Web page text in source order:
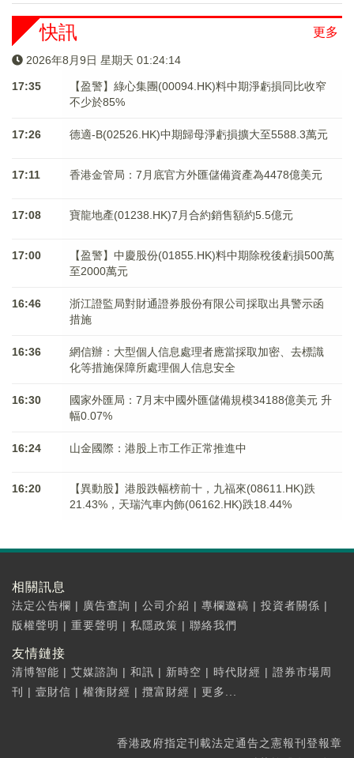
更多
快訊
2026年8月9日 星期天 01:24:15
17:35
【盈警】綠心集團(00094.HK)料中期淨虧損同比收窄
不少於85%
17:26 德適-B(02526.HK)中期歸母淨虧損擴大至5588.3萬元
17:11 香港金管局：7月底官方外匯儲備資產為4478億美元
17:08 寶龍地產(01238.HK)7月合約銷售額約5.5億元
17:00
【盈警】中慶股份(01855.HK)料中期除稅後虧損500萬
至2000萬元
16:46
浙江證監局對財通證券股份有限公司採取出具警示函
措施
16:36
網信辦：大型個人信息處理者應當採取加密、去標識
化等措施保障所處理個人信息安全
16:30
國家外匯局：7月末中國外匯儲備規模34188億美元 升
幅0.07%
16:24 山金國際：港股上市工作正常推進中
16:20
【異動股】港股跌幅榜前十，九福來(08611.HK)跌
21.43%，天瑞汽車内飾(06162.HK)跌18.44%
相關訊息
法定公告欄 | 廣告查詢 | 公司介紹 | 專欄邀稿 | 投資者關係 |
版權聲明 | 重要聲明 | 私隱政策 | 聯絡我們
友情鏈接
清博智能 | 艾媒諮詢 | 和訊 | 新時空 | 時代財經 | 證券市場周
刊
| 壹財信 | 權衡財經 | 攬富財經 | 更多...
香港政府指定刊載法定通告之憲報刊登報章